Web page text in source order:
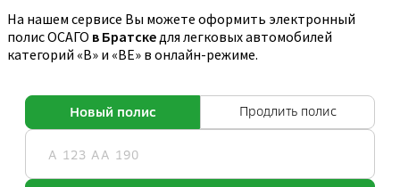
На нашем сервисе Вы можете оформить электронный
полис ОСАГО в Братске для легковых автомобилей
категорий «B» и «BE» в онлайн-режиме.